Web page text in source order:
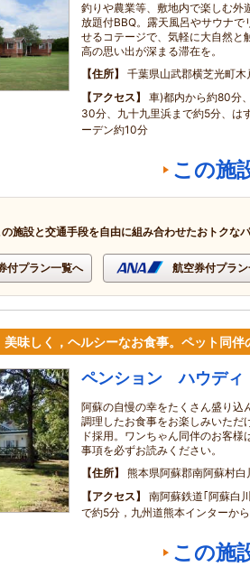
釣りや農業等、敷地内で楽しむ外
放題付BBQ。露天風呂やサウナで
せるコテージで、気軽に大自然と
高の思い出が深まる滞在を。
住所
千葉県山武郡横芝光町
アクセス
車)都内から約80分
30分、九十九里浜まで約5分、は
ーデン約10分
この施
の施設と交通手段を自由に組み合わせたおトクな
付プラン一覧へ 航空券付プラ
味しく，ヘルシーなお食事。ペット同伴
ペンション ハウディ
阿蘇の自慢の幸をたくさん盛り込
調理したお食事をお楽しみいただ
ド採用。ワンちゃん同伴のお客
事項を必ずお読みください。
住所
熊本県阿蘇郡南阿蘇村白
アクセス
南阿蘇鉄道｢阿蘇白
で約5分，九州道熊本インターか
この施